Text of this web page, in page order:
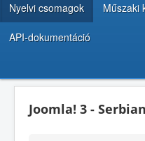
Nyelvi csomagok Műszaki
API-dokumentáció
Joomla! 3 -